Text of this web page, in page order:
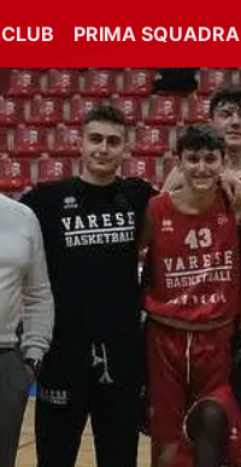
CLUB PRIMA SQUADRA